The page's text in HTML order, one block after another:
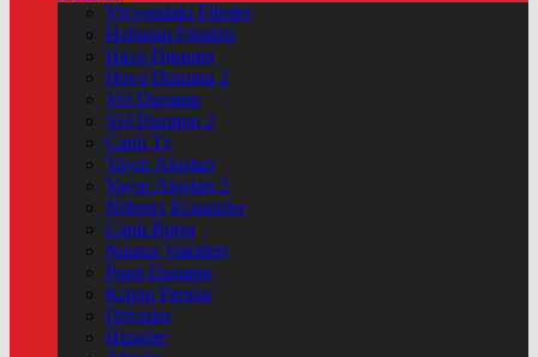
Vizyondaki Filmler
Haftanin Filmleri
Hava Durumu
Hava Durumu 2
Yol Durumu
Yol Durumu 2
Canlı Tv
Yayın Akışları
Yayın Akışları 2
Nöbetçi Eczaneler
Canlı Borsa
Namaz Vakitleri
Puan Durumu
Kripto Paralar
Dövizler
Hisseler